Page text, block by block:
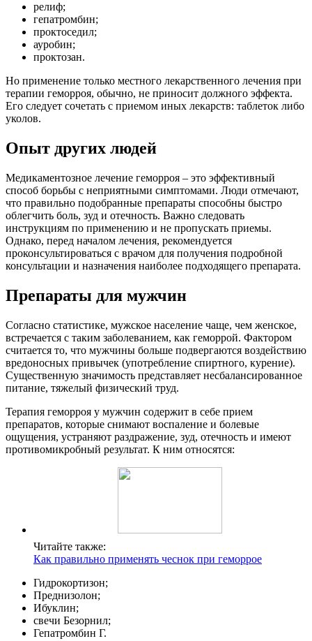
релиф;
гепатромбин;
проктоседил;
ауробин;
проктозан.
Но применение только местного лекарственного лечения при
терапии геморроя, обычно, не приносит должного эффекта.
Его следует сочетать с приемом иных лекарств: таблеток либо
уколов.
Опыт других людей
Медикаментозное лечение геморроя – это эффективный
способ борьбы с неприятными симптомами. Люди отмечают,
что правильно подобранные препараты способны быстро
облегчить боль, зуд и отечность. Важно следовать
инструкциям по применению и не пропускать приемы.
Однако, перед началом лечения, рекомендуется
проконсультироваться с врачом для получения подробной
консультации и назначения наиболее подходящего препарата.
Препараты для мужчин
Согласно статистике, мужское население чаще, чем женское,
встречается с таким заболеванием, как геморрой. Фактором
считается то, что мужчины больше подвергаются воздействию
вредоносных привычек (употребление спиртного, курение).
Существенную значимость представляет несбалансированное
питание, тяжелый физический труд.
Терапия геморроя у мужчин содержит в себе прием
препаратов, которые снимают воспаление и болевые
ощущения, устраняют раздражение, зуд, отечность и имеют
противомикробный результат. К ним относятся:
Читайте также:
Как правильно применять чеснок при геморрое
Гидрокортизон;
Преднизолон;
Ибуклин;
свечи Безорнил;
Гепатромбин Г.